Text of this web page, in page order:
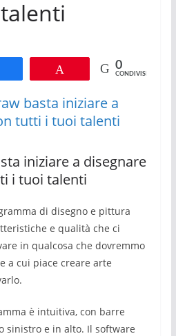
0
CONDIVISIONI
iniziare a disegnare
i tuoi talenti
di disegno e pittura
e qualità che ci
in qualcosa che dovremmo
a cui piace creare arte
è intuitiva, con barre
sinistro e in alto. Il software